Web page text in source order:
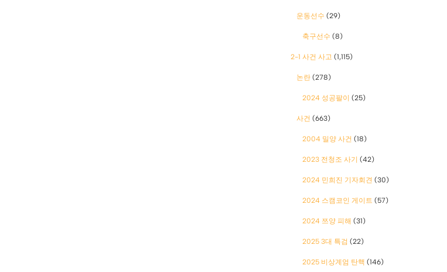
운동선수 (29)
축구선수 (8)
2-1 사건 사고 (1,115)
논란 (278)
2024 성공팔이 (25)
사건 (663)
2004 밀양 사건 (18)
2023 전청조 사기 (42)
2024 민희진 기자회견 (30)
2024 스캠코인 게이트 (57)
2024 쯔양 피해 (31)
2025 3대 특검 (22)
2025 비상계엄 탄핵 (146)